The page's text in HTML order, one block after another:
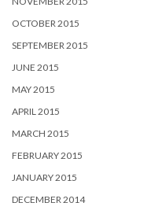
OCTOBER 2015
SEPTEMBER 2015
JUNE 2015
MAY 2015
APRIL 2015
MARCH 2015
FEBRUARY 2015
JANUARY 2015
DECEMBER 2014